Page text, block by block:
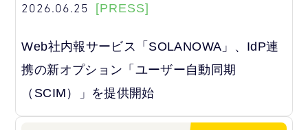
2026.06.25 [PRESS]
Web社内報サービス「SOLANOWA」、IdP連
携の新オプション「ユーザー自動同期
（SCIM）」を提供開始